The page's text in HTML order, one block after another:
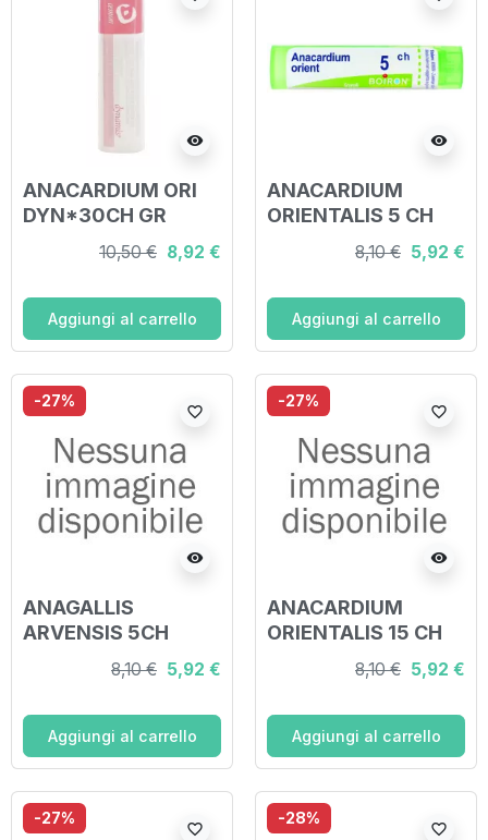
visibility
ANACARDIUM ORI
DYN*30CH GR
10,50 € 8,92 €
Aggiungi al carrello
visibility
ANACARDIUM
ORIENTALIS 5 CH
GRANULI 4G
8,10 € 5,92 €
Aggiungi al carrello
-27%
visibility
favorite_border
ANAGALLIS
ARVENSIS 5CH
GRANULI 4G
8,10 € 5,92 €
Aggiungi al carrello
-27%
visibility
favorite_border
ANACARDIUM
ORIENTALIS 15 CH
GRANULI 4G
8,10 € 5,92 €
Aggiungi al carrello
-27%
favorite_border
-28%
favorite_border